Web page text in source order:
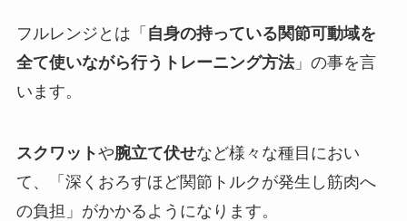
フルレンジとは「 自身の持っている関節可動域を
全て使いながら行うトレーニング方法」の事を言
います。
スクワットや腕立て伏せなど様々な種目におい
て、「 深くおろすほど関節トルクが発生し筋肉へ
の負担 」がかかるようになります。